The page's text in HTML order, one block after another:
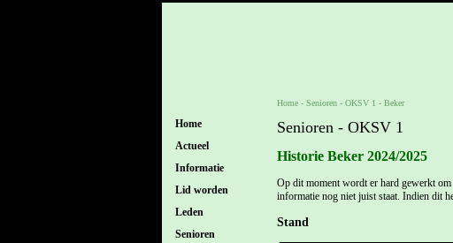
Home
Actueel
Informatie
Lid worden
Leden
Senioren
Home- Senioren - OKSV 1 - Beker
Senioren - OKSV 1
Historie Beker 2024/2025
Op dit moment wordt er hard gewerkt
informatie nog niet juist staat. Indien dit
Stand